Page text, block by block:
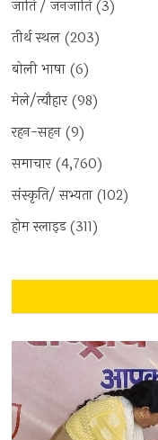
जाति / जनजाति(3)
तीर्थ स्थल (203)
बोली भाषा (6)
मेले/त्यौहार(98)
रहन-सहन (9)
समाचार(4,760)
संस्कृति/ सभ्यता (102)
होम स्लाइड(311)